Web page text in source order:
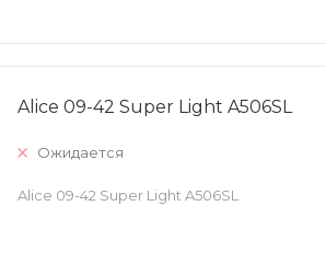
Alice 09-42 Super Light A506SL
Ожидается
Alice 09-42 Super Light A506SL